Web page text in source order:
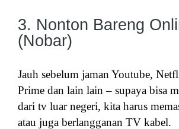
3. Nonton Bareng
(Nobar)
Jauh sebelum jaman Youtube,
Prime dan lain lain – supaya bisa
dari tv luar negeri, kita harus
atau juga berlangganan TV kabel.